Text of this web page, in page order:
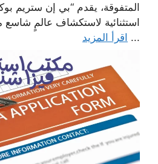
المتفوقة، يقدم “بي إن ستريم
استثنائية لاستكشاف عالمٍ شاسع
... اقرأ المزيد